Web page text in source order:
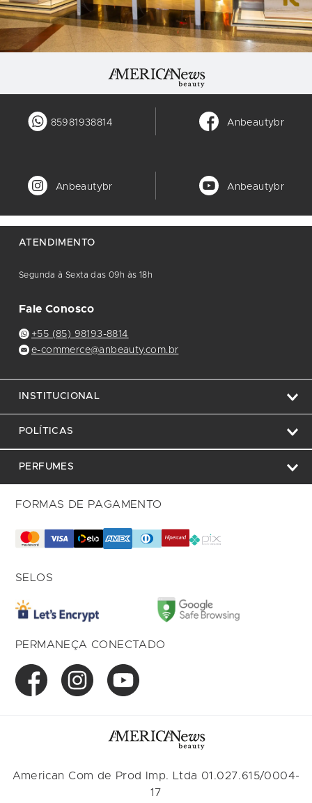
85981938814 Anbeautybr
Anbeautybr Anbeautybr
ATENDIMENTO
Segunda à Sexta das 09h às 18h
Fale Conosco
+55 (85) 98193-8814
e-commerce@anbeauty.com.br
INSTITUCIONAL
POLÍTICAS
PERFUMES
FORMAS DE PAGAMENTO
SELOS
PERMANEÇA CONECTADO
American Com de Prod Imp. Ltda 01.027.615/0004-
17